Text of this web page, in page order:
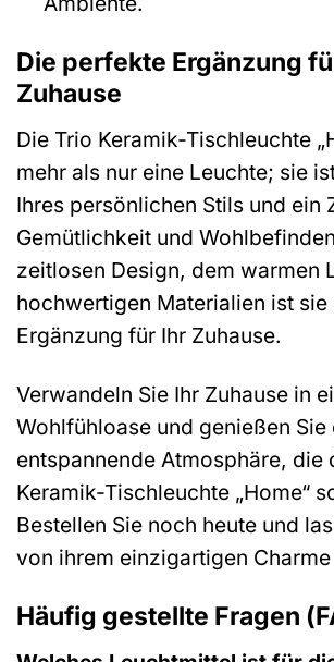
Die perfekte Ergänzung
Zuhause
Die Trio Keramik-Tischleuchte
mehr als nur eine Leuchte; sie
Ihres persönlichen Stils und ein
Gemütlichkeit und
zeitlosen Design, dem warmen
hochwertigen Materialien ist
Ergänzung für Ihr Zuhause.
Verwandeln Sie Ihr Zuhause in
Wohlfühloase und genießen Sie
entspannende Atmosphäre, die
Keramik-Tischleuchte „Home“
Bestellen Sie noch heute und
von ihrem einzigartigen
Häufig gestellte Fragen